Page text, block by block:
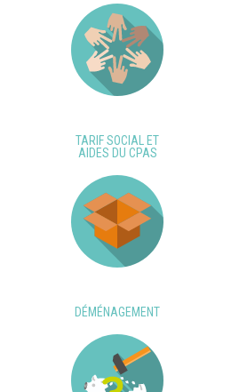
TARIF SOCIAL ET
AIDES DU CPAS
DÉMÉNAGEMENT